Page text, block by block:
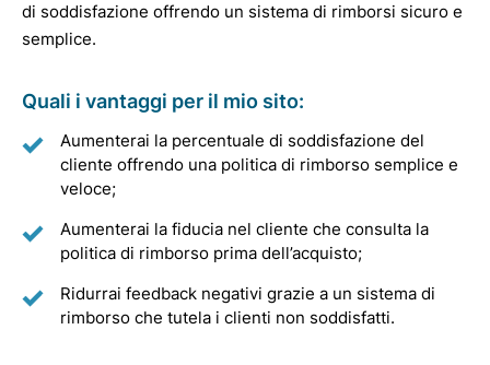
di soddisfazione offrendo un sistema di rimborsi sicuro e
semplice.
Quali i vantaggi per il mio sito:
Aumenterai la percentuale di soddisfazione del
cliente offrendo una politica di rimborso semplice e
veloce;
Aumenterai la fiducia nel cliente che consulta la
politica di rimborso prima dell’acquisto;
Ridurrai feedback negativi grazie a un sistema di
rimborso che tutela i clienti non soddisfatti.